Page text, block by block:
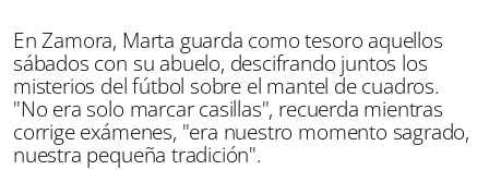
En Zamora, Marta guarda como tesoro aquellos
sábados con su abuelo, descifrando juntos los
misterios del fútbol sobre el mantel de cuadros.
"No era solo marcar casillas", recuerda mientras
corrige exámenes, "era nuestro momento sagrado,
nuestra pequeña tradición".